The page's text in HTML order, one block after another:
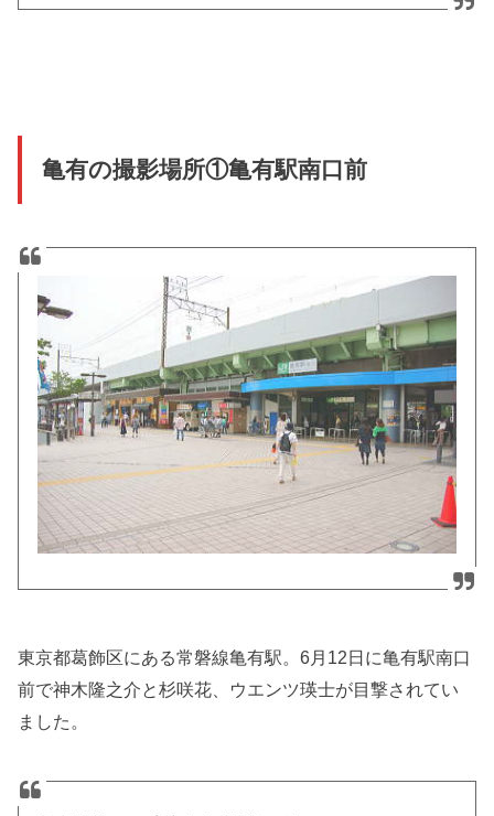
亀有の撮影場所①亀有駅南口前
東京都葛飾区にある常磐線亀有駅。6月12日に亀有駅南口
前で神木隆之介と杉咲花、ウエンツ瑛士が目撃されてい
ました。